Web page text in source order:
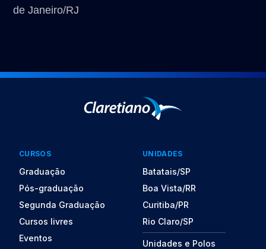
de Janeiro/RJ
CURSOS
Graduação
Pós-graduação
Segunda Graduação
Cursos livres
Eventos
UNIDADES
Batatais/SP
Boa Vista/RR
Curitiba/PR
Rio Claro/SP
Unidades e Polos